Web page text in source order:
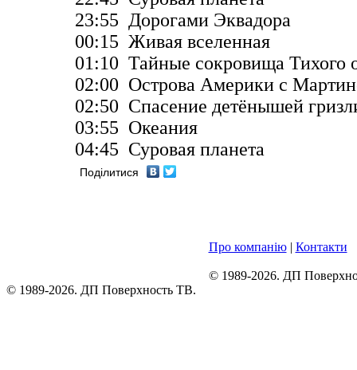
23:55 Дорогами Эквадора
00:15 Живая вселенная
01:10 Тайные сокровища Тихого
02:00 Острова Америки с
02:50 Спасение детёнышей
03:55 Океания
04:45 Суровая планета
Поділитися
Про компанію| Контакти
© 1989-2026. ДП
© 1989-2026. ДП Поверхность ТВ.